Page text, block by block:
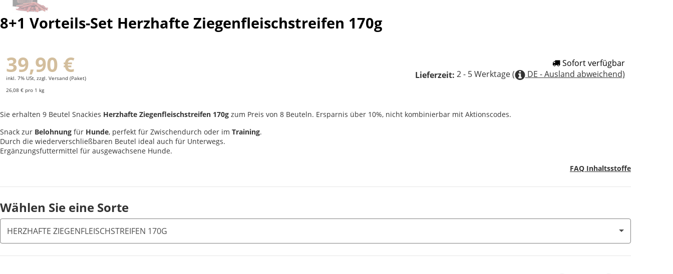
8+1 Vorteils-Set Herzhafte Ziegenfleischstreifen 170g
39,90 €
inkl. 7% USt, zzgl. Versand (Paket)
26,08 € pro 1 kg
Sofort verfügbar
Lieferzeit: 2 - 5 Werktage( DE - Ausland abweichend)
Sie erhalten 9 Beutel Snackies Herzhafte Ziegenfleischstreifen 170g zum Preis von 8 Beuteln. Ersparnis über 10%, nicht kombinierbar mit Aktionscodes.
Snack zur Belohnung für Hunde, perfekt für Zwischendurch oder im Training.
Durch die wiederverschließbaren Beutel ideal auch für Unterwegs.
Ergänzungsfuttermittel für ausgewachsene Hunde.
FAQ Inhaltsstoffe
Wählen Sie eine Sorte
HERZHAFTE ZIEGENFLEISCHSTREIFEN 170G